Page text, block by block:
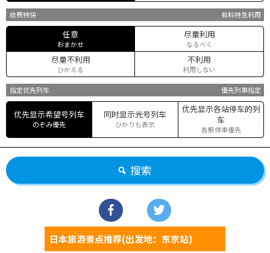
收费特快 有料特急利用
任意
おまかせ
尽量利用
なるべく
尽量不利用
ひかえる
不利用
利用しない
指定优先列车 優先列車指定
优先显示希望号列车
のぞみ優先
同时显示光号列车
ひかりも表示
优先显示各站停车的列
车
各駅停車優先
搜索
日本旅游景点推荐(出发地：东京站)